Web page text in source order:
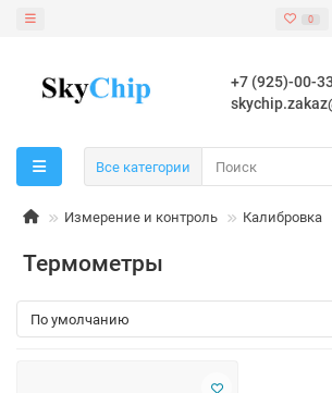
0
+7 (925)-00-
Все категории
Измерение и контроль Калибровка
Термометры